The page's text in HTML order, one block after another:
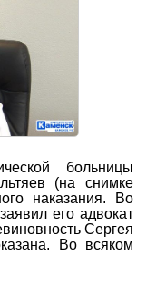
больницы
(на снимке
наказания. Во
его адвокат
Сергея
Во всяком